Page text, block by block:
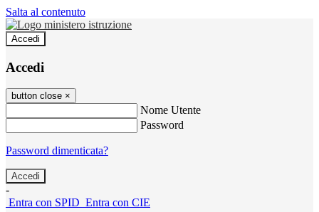
Salta al contenuto
Accedi
Accedi
button close ×
Nome Utente
Password
Password dimenticata?
-
Entra con SPID Entra con CIE